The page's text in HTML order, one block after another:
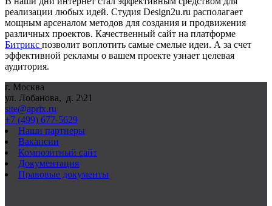
реализации любых идей. Студия Design2u.ru располагает
мощным арсеналом методов для создания и продвижения
различных проектов. Качественный сайт на платформе
Битрикс позволит воплотить самые смелые идеи. А за счет
эффективной рекламы о вашем проекте узнает целевая
аудитория.
г. Москва
ул. Лобанова, д. 2\21
site@aprix.ru
+7 (499) 677-5629
Наши партнеры
Вакансии
Композитный сайт
Документация
Правовые документы